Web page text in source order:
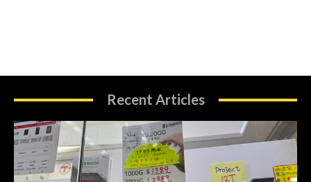
Recent Articles